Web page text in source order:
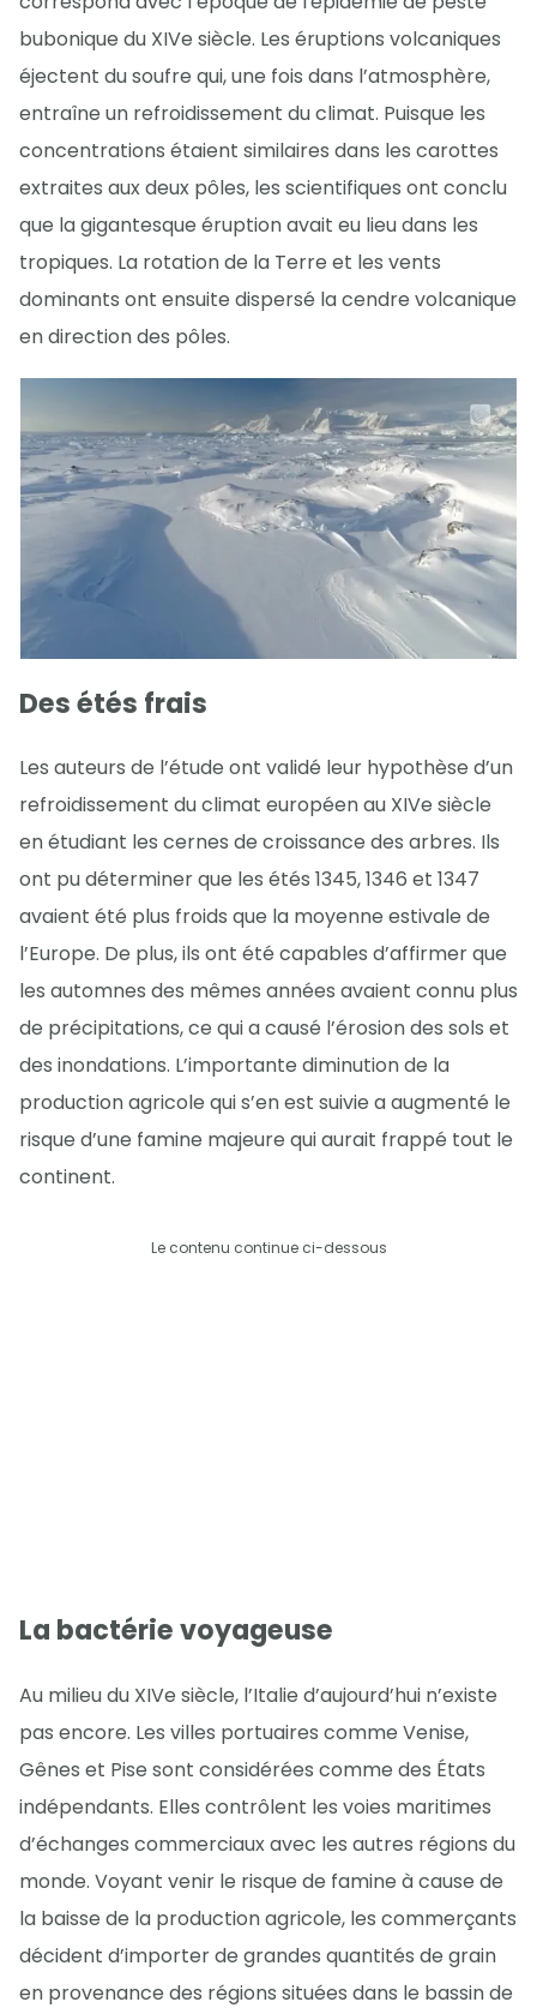
bubonique du XIVe siècle. Les éruptions volcaniques
éjectent du soufre qui, une fois dans l’atmosphère,
entraîne un refroidissement du climat. Puisque les
concentrations étaient similaires dans les carottes
extraites aux deux pôles, les scientifiques ont conclu
que la gigantesque éruption avait eu lieu dans les
tropiques. La rotation de la Terre et les vents
dominants ont ensuite dispersé la cendre volcanique
en direction des pôles.
Des étés frais
Les auteurs de l’étude ont validé leur hypothèse d’un
refroidissement du climat européen au XIVe siècle
en étudiant les cernes de croissance des arbres. Ils
ont pu déterminer que les étés 1345, 1346 et 1347
avaient été plus froids que la moyenne estivale de
l’Europe. De plus, ils ont été capables d’affirmer que
les automnes des mêmes années avaient connu plus
de précipitations, ce qui a causé l’érosion des sols et
des inondations. L’importante diminution de la
production agricole qui s’en est suivie a augmenté le
risque d’une famine majeure qui aurait frappé tout le
continent.
Le contenu continue ci-dessous
La bactérie voyageuse
Au milieu du XIVe siècle, l’Italie d’aujourd’hui n’existe
pas encore. Les villes portuaires comme Venise,
Gênes et Pise sont considérées comme des États
indépendants. Elles contrôlent les voies maritimes
d’échanges commerciaux avec les autres régions du
monde. Voyant venir le risque de famine à cause de
la baisse de la production agricole, les commerçants
décident d’importer de grandes quantités de grain
en provenance des régions situées dans le bassin de